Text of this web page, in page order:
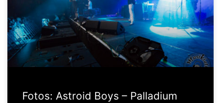
Fotos: Astroid Boys – Palladium